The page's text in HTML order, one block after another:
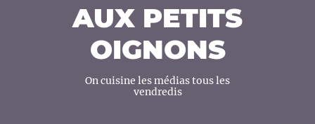
AUX PETITS
OIGNONS
On cuisine les médias tous les
vendredis